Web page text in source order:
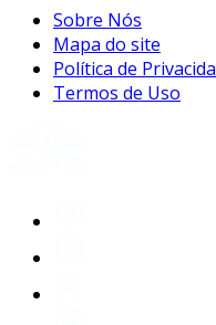
Sobre Nós
Mapa do site
Política de
Termos de Uso